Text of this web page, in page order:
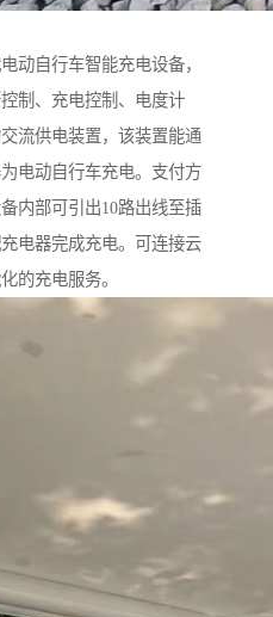
动自行车智能充电设备，
制、充电控制、电度计
流供电装置，该装置能通
电动自行车充电。支付方
内部可引出10路出线至插
电器完成充电。可连接云
的充电服务。